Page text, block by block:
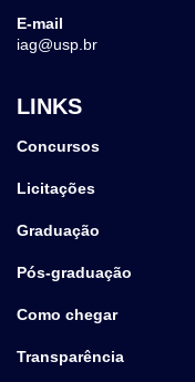
E-mail
iag@usp.br
LINKS
Concursos
Licitações
Graduação
Pós-graduação
Como chegar
Transparência